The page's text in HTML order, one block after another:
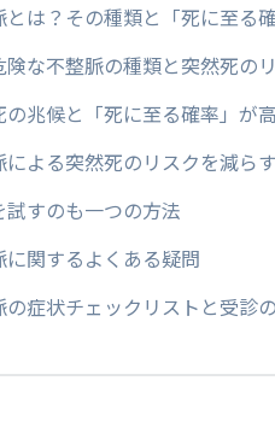
とは？その種類と「死に至る
険な不整脈の種類と突然死の
の兆候と「死に至る確率」が
による突然死のリスクを減ら
試すのも一つの方法
に関するよくある疑問
の症状チェックリストと受診